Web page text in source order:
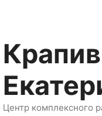
Центр комплексного